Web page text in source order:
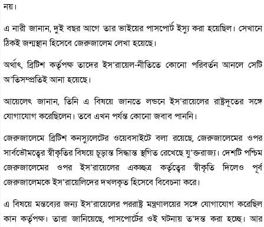
নয়।
এ নারী জানান, দুই বছর আগে তার ভাইয়ের পাসপোর্ট ইস্যু করা হয়েছিল। সেখানে
ঠিকই জন্মস্থান হিসেবে জেরুজালেম লেখা হয়েছে।
অর্থাৎ, ব্রিটিশ কর্তৃপক্ষ তাদের ইস’রায়েল-নীতিতে কোনো পরিবর্তন আনলে সেটি
অ’তিসম্প্রতিই আনা হয়েছে।
আয়েলেৎ জানান, তিনি এ বিষয়ে জানতে লন্ডনে ইস’রায়েলের রাষ্ট্রদূতের সঙ্গে
যোগাযোগ করেছিলেন। তবে এখন পর্যন্ত কোনো জবাব পাননি।
জেরুজালেমে ব্রিটিশ কনস্যুলেটের ওয়েবসাইটে বলা রয়েছে, জেরুজালেমের ওপর
সার্বভৌমত্বের স্বীকৃতির বিষয়ে চূড়ান্ত সিদ্ধান্ত স্থগিত রেখেছে যু’ক্তরাজ্য। দেশটি পশ্চিম
জেরুজালেমের ওপর ইস’রায়েলের একচ্ছত্র কর্তৃত্বের স্বীকৃতি দিলেও পূর্ব
জেরুজালেমকে ইস’রায়েলিদের দখলকৃত হিসেবে বিবেচনা করে।
এ বিষয়ে মন্তব্যের জন্য ইস’রায়েলের পররাষ্ট্র মন্ত্রণালয়ের সঙ্গে যোগাযোগ করেছিল
কান কর্তৃপক্ষ। তারা জানিয়েছে, পাসপোর্টের ওই ঘটনায় ত’দন্ত করা হচ্ছে। আর